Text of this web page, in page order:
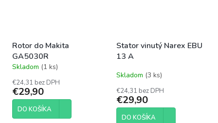
Rotor do Makita
GA5030R
Priemerné
produktu
je
4,1
Skladom (1 ks)
€24,31 bez DPH
€29,90
DO KOŠÍKA
Stator vinutý Narex EBU
13 A
Skladom (3 ks)
€24,31 bez DPH
€29,90
DO KOŠÍKA